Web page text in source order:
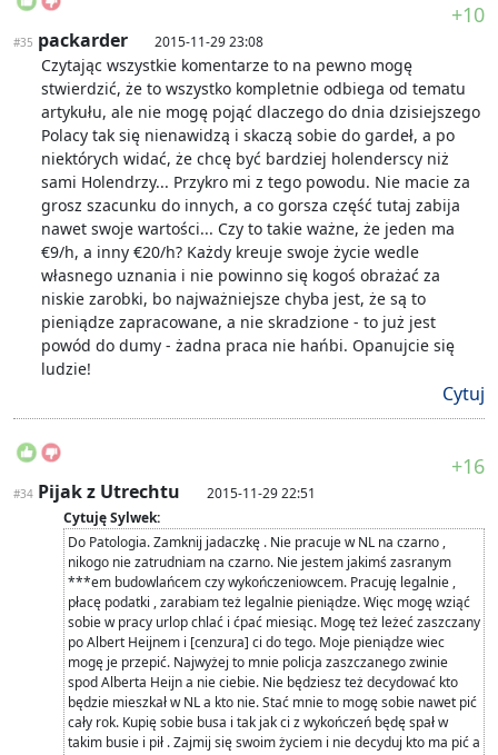
+10
#35 packarder 2015-11-29 23:08
Czytając wszystkie komentarze to na pewno mogę
stwierdzić, że to wszystko kompletnie odbiega od tematu
artykułu, ale nie mogę pojąć dlaczego do dnia dzisiejszego
Polacy tak się nienawidzą i skaczą sobie do gardeł, a po
niektórych widać, że chcę być bardziej holenderscy niż
sami Holendrzy... Przykro mi z tego powodu. Nie macie za
grosz szacunku do innych, a co gorsza część tutaj zabija
nawet swoje wartości... Czy to takie ważne, że jeden ma
€9/h, a inny €20/h? Każdy kreuje swoje życie wedle
własnego uznania i nie powinno się kogoś obrażać za
niskie zarobki, bo najważniejsze chyba jest, że są to
pieniądze zapracowane, a nie skradzione - to już jest
powód do dumy - żadna praca nie hańbi. Opanujcie się
ludzie!
Cytuj
+16
#34 Pijak z Utrechtu
2015-11-29 22:51
Cytuję Sylwek:
Do Patologia. Zamknij jadaczkę . Nie pracuje w NL na czarno ,
nikogo nie zatrudniam na czarno. Nie jestem jakimś zasranym
***em budowlańcem czy wykończeniowcem. Pracuję legalnie ,
płacę podatki , zarabiam też legalnie pieniądze. Więc mogę wziąć
sobie w pracy urlop chlać i ćpać miesiąc. Mogę też leżeć zaszczany
po Albert Heijnem i [cenzura] ci do tego. Moje pieniądze wiec
mogę je przepić. Najwyżej to mnie policja zaszczanego zwinie
spod Alberta Heijn a nie ciebie. Nie będziesz też decydować kto
będzie mieszkał w NL a kto nie. Stać mnie to mogę sobie nawet pić
cały rok. Kupię sobie busa i tak jak ci z wykończeń będę spał w
takim busie i pił . Zajmij się swoim życiem i nie decyduj kto ma pić a